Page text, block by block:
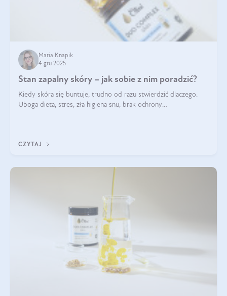
Maria Knapik
4 gru 2025
Stan zapalny skóry – jak sobie z nim poradzić?
Kiedy skóra się buntuje, trudno od razu stwierdzić dlaczego.
Uboga dieta, stres, zła higiena snu, brak ochrony
CZYTAJ